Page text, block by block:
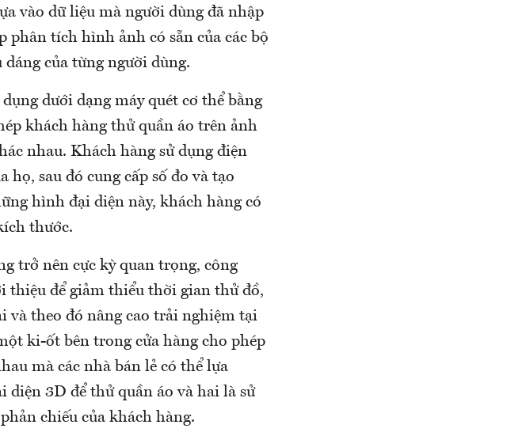
vào dữ liệu mà người dùng đã nhập
phân tích hình ảnh có sẵn của các bộ
dáng của từng người dùng.
dưới dạng máy quét cơ thể bằng
khách hàng thử quần áo trên ảnh
nhau. Khách hàng sử dụng điện
sau đó cung cấp số đo và tạo
hình đại diện này, khách hàng có
thước.
trở nên cực kỳ quan trọng, công
thiệu để giảm thiểu thời gian thử đồ,
và theo đó nâng cao trải nghiệm tại
ki-ốt bên trong cửa hàng cho phép
mà các nhà bán lẻ có thể lựa
3D để thử quần áo và hai là sử
chiếu của khách hàng.